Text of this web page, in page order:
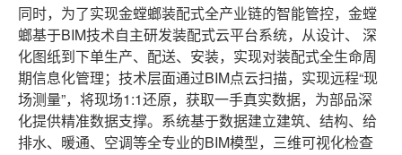
同时，为了实现金螳螂装配式全产业链的智能管控，金螳
螂基于BIM技术自主研发装配式云平台系统，从设计、 深
化图纸到下单生产、配送、安装，实现对装配式全生命周
期信息化管理；技术层面通过BIM点云扫描，实现远程“现
场测量”，将现场1:1还原，获取一手真实数据，为部品深
化提供精准数据支撑。系统基于数据建立建筑、结构、给
排水、暖通、空调等全专业的BIM模型，三维可视化检查